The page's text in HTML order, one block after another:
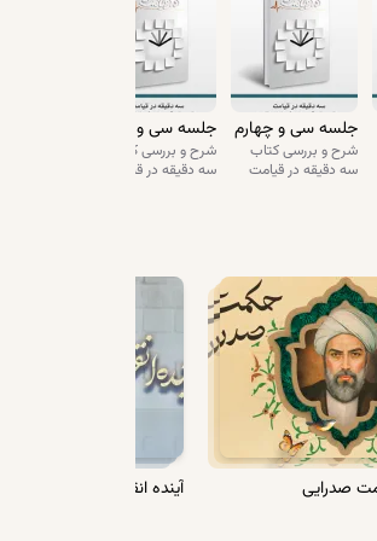
را بسپارد، حرکت می‌کند، راه
امین. این خیلی امانت‌دار است
نجف سراغ ایشان را بگیر.
به من گفتند که بیایم پول‌ها
خانه‌ی محمد امین. ولی
من بیاورید.»
شده، رفته تو زمین. خبری
به او"؟ الان من آمدم از شما
برو وادی‌السلام. این ذکرهایی
جلسه سی و چهارم
شرح و بررسی کتاب
سه دقیقه در قیامت
جلسه سی و پنجم
شرح و بررسی کتاب
سه دقیقه در قیامت
صدرایی آینده انقلاب